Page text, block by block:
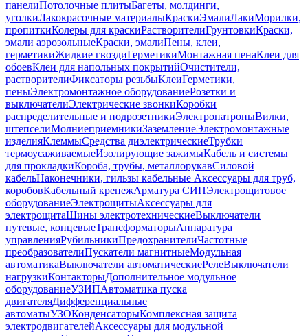
панелиПотолочные плитыБагеты, молдинги,
уголкиЛакокрасочные материалыКраскиЭмалиЛакиМорилки,
пропиткиКолеры для краскиРастворителиГрунтовкиКраски,
эмали аэрозольныеКраски, эмалиПены, клеи,
герметикиЖидкие гвоздиГерметикиМонтажная пенаКлеи для
обоевКлеи для напольных покрытийОчистители,
растворителиФиксаторы резьбыКлеиГерметики,
пеныЭлектромонтажное оборудованиеРозетки и
выключателиЭлектрические звонкиКоробки
распределительные и подрозетникиЭлектропатроныВилки,
штепселиМолниеприемникиЗаземлениеЭлектромонтажные
изделияКлеммыСредства диэлектрическиеТрубки
термоусаживаемыеИзолирующие зажимыКабель и системы
для прокладкиКороба, трубы, металлорукавСиловой
кабельНаконечники, гильзы кабельные Аксессуары для труб,
коробовКабельный крепежАрматура СИПЭлектрощитовое
оборудованиеЭлектрощитыАксессуары для
электрощитаШины электротехническиеВыключатели
путевые, концевыеТрансформаторыАппаратура
управленияРубильникиПредохранителиЧастотные
преобразователиПускатели магнитныеМодульная
автоматикаВыключатели автоматическиеРелеВыключатели
нагрузкиКонтакторыДополнительное модульное
оборудованиеУЗИПАвтоматика пуска
двигателяДифференциальные
автоматыУЗОКонденсаторыКомплексная защита
электродвигателейАксессуары для модульной